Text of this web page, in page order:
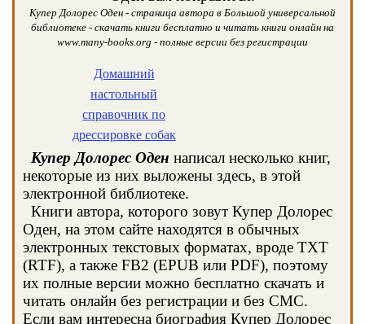
Купер Долорес Оден - страница автора в Большой универсальной
библиотеке - скачать книги бесплатно и читать книги онлайн на
www.many-books.org - полные версии без регистрации
Домашний
настольный
справочник по
дрессировке собак
Купер Долорес Оден написал несколько книг,
некоторые из них выложены здесь, в этой
электронной библиотеке.
Книги автора, которого зовут Купер Долорес
Оден, на этом сайте находятся в обычных
электронных текстовых форматах, вроде TXT
(RTF), а также FB2 (EPUB или PDF), поэтому
их полные версии можно бесплатно скачать и
читать онлайн без регистрации и без СМС.
Если вам интересна биография Купер Долорес